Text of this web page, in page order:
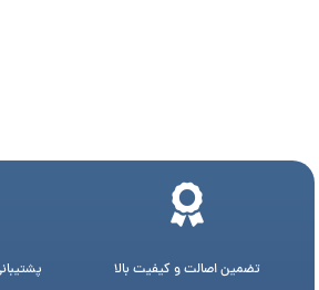
تضمین اصالت و کیفیت بالا پشتیبانی 24 ساعته در 7